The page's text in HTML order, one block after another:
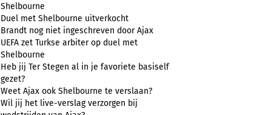
Shelbourne
Duel met Shelbourne uitverkocht
Brandt nog niet ingeschreven door Ajax
UEFA zet Turkse arbiter op duel met
Shelbourne
Heb jij Ter Stegen al in je favoriete basiself
gezet?
Weet Ajax ook Shelbourne te verslaan?
Wil jij het live-verslag verzorgen bij